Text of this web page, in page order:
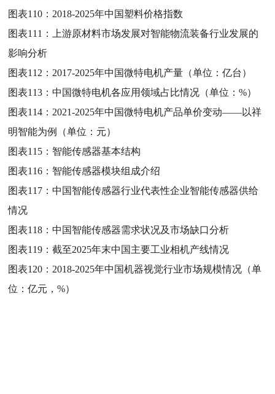
图表110： 2018-2025年中国塑料价格指数
图表111：
上游原材料市场发展对智能物流装备行业发展的
影响分析
图表112： 2017-2025年中国微特电机产量（单位：亿台）
图表113：中国微特电机各应用领域占比情况（单位：%）
图表114： 2021-2025年中国微特电机产品单价变动——以祥
明智能为例（单位：元）
图表115： 智能传感器基本结构
图表116： 智能传感器模块组成介绍
图表117：中国智能传感器行业代表性企业智能传感器供给
情况
图表118：中国智能传感器需求状况及市场缺口分析
图表119：截至2025年末中国主要工业相机产线情况
图表120： 2018-2025年中国机器视觉行业市场规模情况（单
位：亿元，%）